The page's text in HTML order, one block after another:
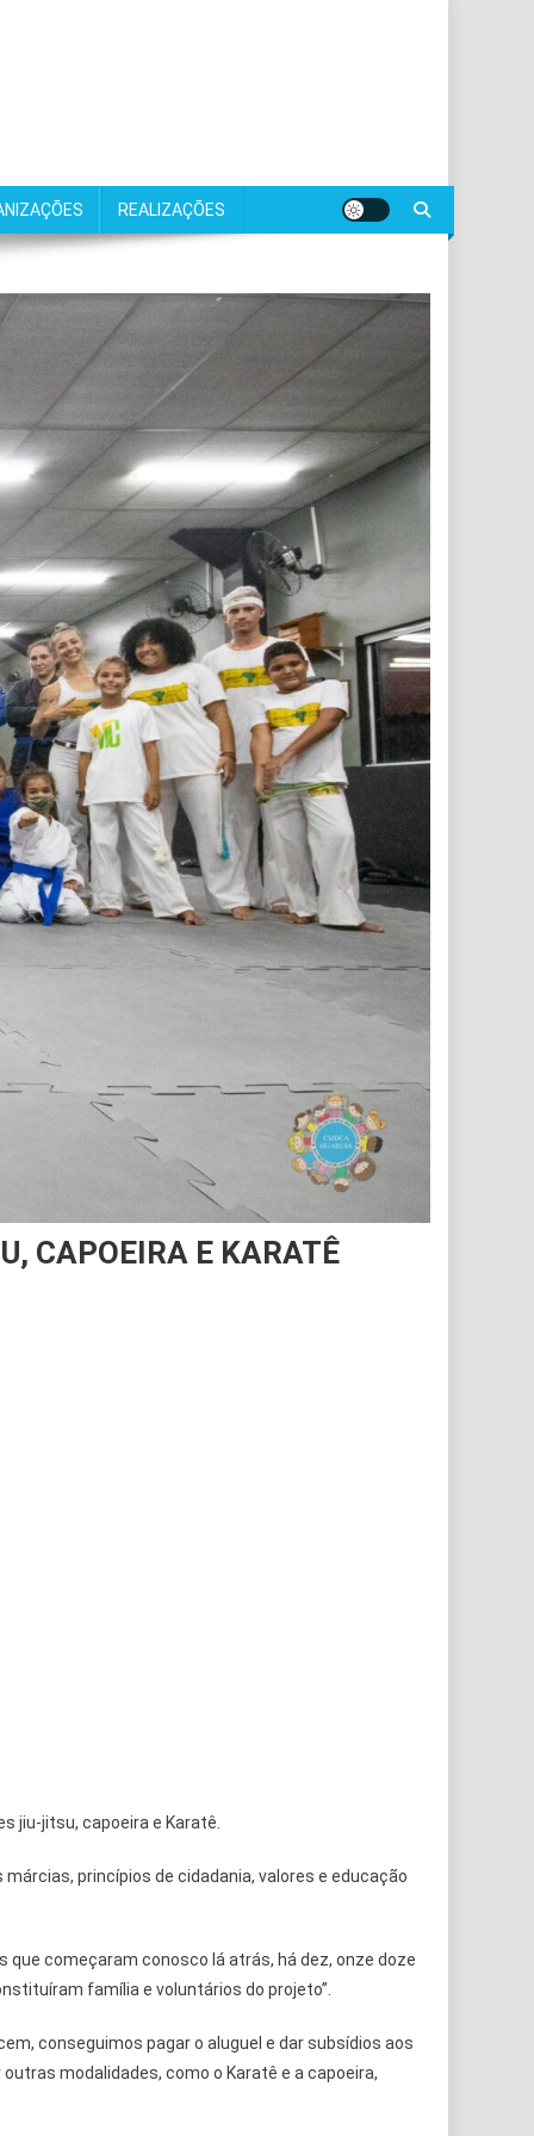
REALIZAÇÕES
CAPOEIRA E KARATÊ
jiu-jitsu, capoeira e Karatê.
princípios de cidadania, valores e educação
que começaram conosco lá atrás, há dez, onze doze
família e voluntários do projeto”.
conseguimos pagar o aluguel e dar subsídios aos
modalidades, como o Karatê e a capoeira,